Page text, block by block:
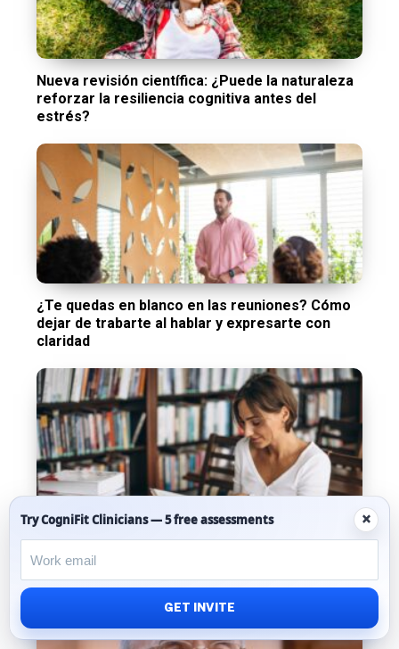
Nueva revisión científica: ¿Puede la naturaleza
reforzar la resiliencia cognitiva antes del
estrés?
¿Te quedas en blanco en las reuniones? Cómo
dejar de trabarte al hablar y expresarte con
claridad
Lectura en piloto automático: un nuevo estudio
Try CogniFit Clinicians — 5 free assessments ×
GET INVITE